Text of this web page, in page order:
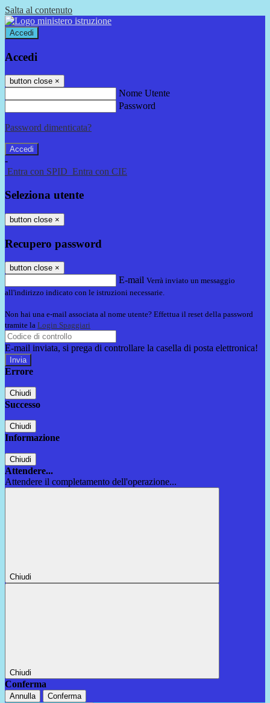
Salta al contenuto
Accedi
Accedi
button close ×
Nome Utente
Password
Password dimenticata?
-
Entra con SPID Entra con CIE
Seleziona utente
button close ×
Recupero password
button close ×
E-mail Verrà inviato un messaggio
all'indirizzo indicato con le istruzioni necessarie.
Non hai una e-mail associata al nome utente? Effettua il reset della password
tramite la Login Spaggiari
E-mail inviata, si prega di controllare la casella di posta elettronica!
Errore
Chiudi
Successo
Chiudi
Informazione
Chiudi
Attendere...
Attendere il completamento dell'operazione...
Chiudi
Chiudi
Conferma
Annulla Conferma